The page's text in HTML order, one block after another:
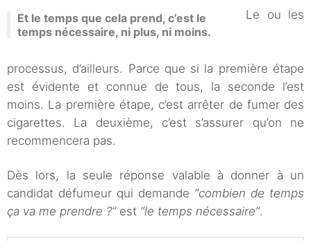
Et le temps que cela prend, c’est le
temps nécessaire, ni plus, ni moins.
Le ou les
processus, d’ailleurs. Parce que si la première étape
est évidente et connue de tous, la seconde l’est
moins. La première étape, c’est arrêter de fumer des
cigarettes. La deuxième, c’est s’assurer qu’on ne
recommencera pas.
Dès lors, la seule réponse valable à donner à un
candidat défumeur qui demande “combien de temps
ça va me prendre ?”est “le temps nécessaire”.